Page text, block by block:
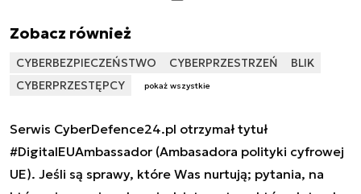
Zobacz również
CYBERBEZPIECZEŃSTWO CYBERPRZESTRZEŃ
BLIK
CYBERPRZESTĘPCY
pokaż wszystkie
Serwis CyberDefence24.pl otrzymał tytuł
#DigitalEUAmbassador (Ambasadora polityki cyfrowej
UE). Jeśli są sprawy, które Was nurtują; pytania, na